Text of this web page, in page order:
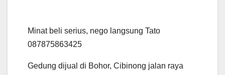
Minat beli serius, nego langsung Tato
087875863425
Gedung dijual di Bohor, Cibinong jalan raya